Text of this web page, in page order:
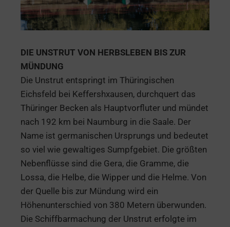
DIE UNSTRUT VON HERBSLEBEN BIS ZUR
MÜNDUNG
Die Unstrut entspringt im Thüringischen
Eichsfeld bei Keffershxausen, durchquert das
Thüringer Becken als Hauptvorfluter und mündet
nach 192 km bei Naumburg in die Saale. Der
Name ist germanischen Ursprungs und bedeutet
so viel wie gewaltiges Sumpfgebiet. Die größten
Nebenflüsse sind die Gera, die Gramme, die
Lossa, die Helbe, die Wipper und die Helme. Von
der Quelle bis zur Mündung wird ein
Höhenunterschied von 380 Metern überwunden.
Die Schiffbarmachung der Unstrut erfolgte im